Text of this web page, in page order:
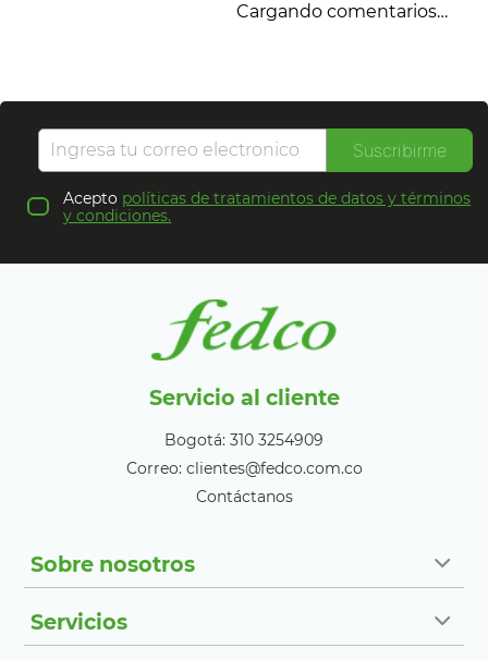
Cargando comentarios…
Suscribirme
Acepto políticas de tratamientos de datos y términos
y condiciones.
Servicio al cliente
Bogotá: 310 3254909
Correo: clientes@fedco.com.co
Contáctanos
Sobre nosotros
Servicios